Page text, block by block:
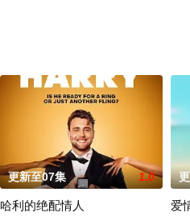
更新至07集 1.0
哈利的绝配情人 爱